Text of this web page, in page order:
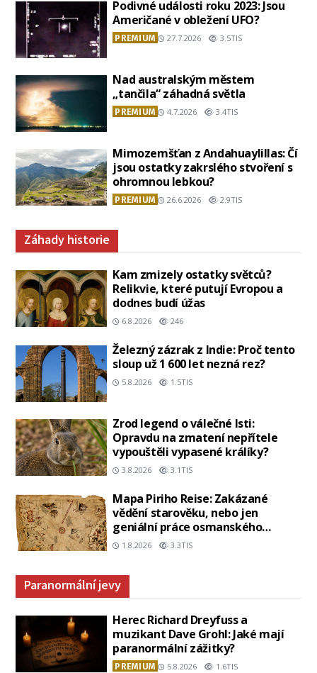
Podivné události roku 2023: Jsou
Američané v obležení UFO?
PREMIUM 27.7.2026 3.5TIS
Nad australským městem
„tančila“ záhadná světla
PREMIUM 4.7.2026 3.4TIS
Mimozemšťan z Andahuaylillas: Čí
jsou ostatky zakrslého stvoření s
ohromnou lebkou?
PREMIUM 26.6.2026 2.9TIS
Záhady historie
Kam zmizely ostatky světců?
Relikvie, které putují Evropou a
dodnes budí úžas
6.8.2026 246
Železný zázrak z Indie: Proč tento
sloup už 1 600 let nezná rez?
5.8.2026 1.5TIS
Zrod legend o válečné lsti:
Opravdu na zmatení nepřítele
vypouštěli vypasené králíky?
3.8.2026 3.1TIS
Mapa Piriho Reise: Zakázané
vědění starověku, nebo jen
geniální práce osmanského
admirála?
1.8.2026 3.3TIS
Paranormální jevy
Herec Richard Dreyfuss a
muzikant Dave Grohl: Jaké mají
paranormální zážitky?
PREMIUM 5.8.2026 1.6TIS